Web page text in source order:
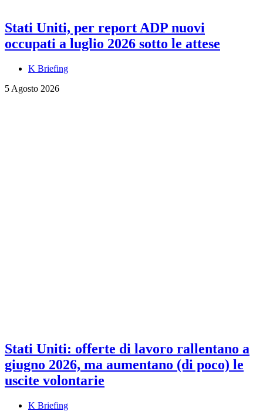
Stati Uniti, per report ADP nuovi
occupati a luglio 2026 sotto le attese
K Briefing
5 Agosto 2026
Stati Uniti: offerte di lavoro rallentano a
giugno 2026, ma aumentano (di poco) le
uscite volontarie
K Briefing